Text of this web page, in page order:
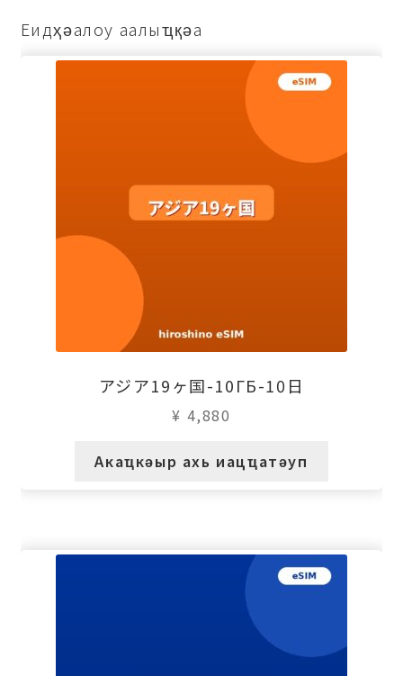
Еидҳәалоу аалыҵқәа
アジア19ヶ国-10ГБ-10日
¥ 4,880
Акаҵкәыр ахь иацҵатәуп